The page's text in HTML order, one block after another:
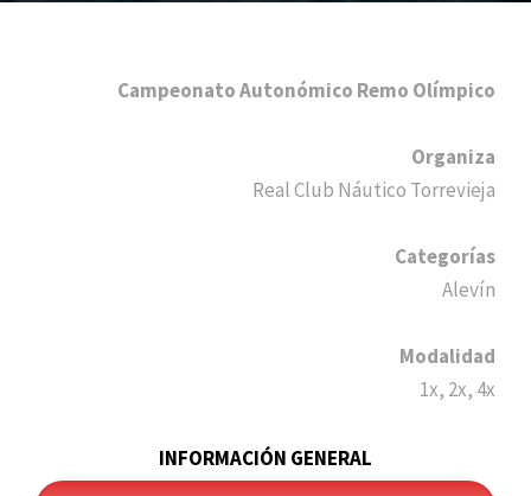
Campeonato Autonómico Remo Olímpico
Organiza
Real Club Náutico Torrevieja
Categorías
Alevín
Modalidad
1x, 2x, 4x
INFORMACIÓN GENERAL